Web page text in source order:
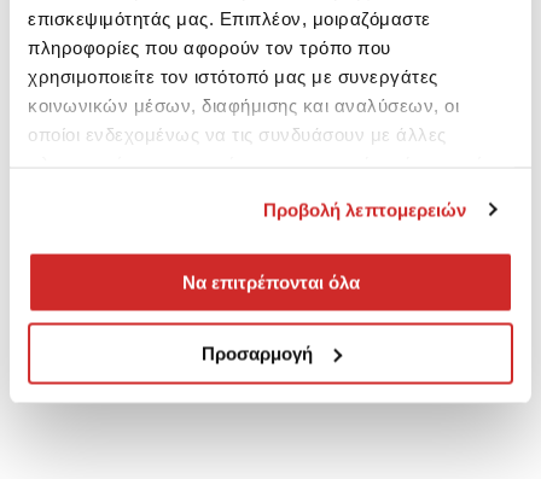
επισκεψιμότητάς μας. Επιπλέον, μοιραζόμαστε
πληροφορίες που αφορούν τον τρόπο που
χρησιμοποιείτε τον ιστότοπό μας με συνεργάτες
κοινωνικών μέσων, διαφήμισης και αναλύσεων, οι
οποίοι ενδεχομένως να τις συνδυάσουν με άλλες
Προβολή λεπτομερειών
Να επιτρέπονται όλα
Προσαρμογή